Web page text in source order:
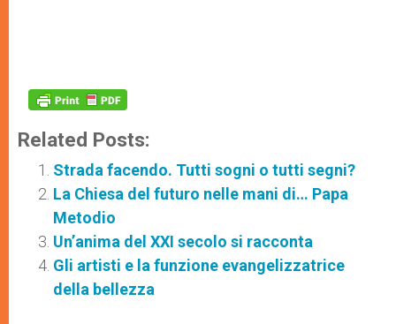
Related Posts:
Strada facendo. Tutti sogni o tutti segni?
La Chiesa del futuro nelle mani di… Papa
Metodio
Un’anima del XXI secolo si racconta
Gli artisti e la funzione evangelizzatrice
della bellezza